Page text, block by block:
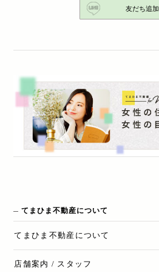
友だち追加
てまひま不動産について
てまひま不動産 について
店舗案内 / スタッフ